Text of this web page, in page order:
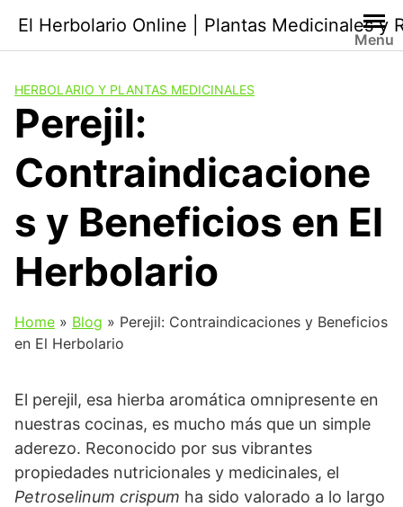
contenido
El Herbolario Online | Plantas Medicinales y
Menu
HERBOLARIO Y PLANTAS MEDICINALES
Perejil:
Contraindicacione
s y Beneficios en El
Herbolario
Home » Blog » Perejil: Contraindicaciones y Beneficios
en El Herbolario
El perejil, esa hierba aromática omnipresente en
nuestras cocinas, es mucho más que un simple
aderezo. Reconocido por sus vibrantes
propiedades nutricionales y medicinales, el
Petroselinum crispum ha sido valorado a lo largo